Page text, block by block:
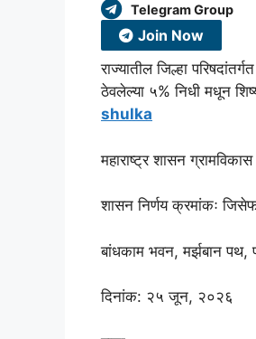
Telegram Group
Join Now
राज्यातील जिल्हा
ठेवलेल्या ५% निधी मधून
shulka
महाराष्ट्र शासन ग्रामविकास
शासन निर्णय क्रमांकः
बांधकाम भवन, मर्झबान
दिनांक: २५ जून, २०२६